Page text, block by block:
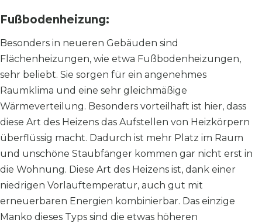
Fußbodenheizung:
Besonders in neueren Gebäuden sind
Flächenheizungen, wie etwa Fußbodenheizungen,
sehr beliebt. Sie sorgen für ein angenehmes
Raumklima und eine sehr gleichmäßige
Wärmeverteilung. Besonders vorteilhaft ist hier, dass
diese Art des Heizens das Aufstellen von Heizkörpern
überflüssig macht. Dadurch ist mehr Platz im Raum
und unschöne Staubfänger kommen gar nicht erst in
die Wohnung. Diese Art des Heizens ist, dank einer
niedrigen Vorlauftemperatur, auch gut mit
erneuerbaren Energien kombinierbar. Das einzige
Manko dieses Typs sind die etwas höheren